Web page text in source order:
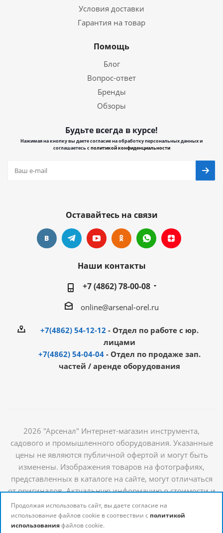
Условия доставки
Гарантия на товар
Помощь
Блог
Вопрос-ответ
Бренды
Обзоры
Будьте всегда в курсе!
Нажимая на кнопку вы даете согласие на обработку персональных данных и
соглашаетесь сполитикой конфиденциальности
Оставайтесь на связи
Наши контакты
+7 (4862) 78-00-08
online@arsenal-orel.ru
+7(4862) 54-12-12 - Отдел по работе с юр.
лицами
+7(4862) 54-04-04 - Отдел по продаже зап.
частей / аренде оборудования
2026 "Арсенал" Интернет-магазин инструмента,
садового и промышленного оборудования. Указанные
цены не являются публичной офертой и могут быть
изменены. Изображения товаров на фотографиях,
представленных в каталоге на сайте, могут отличаться
от оригиналов. Актуальную информацию о стоимости и
наличии товаров можно получить у наших
менеджеров
Продолжая использовать сайт, вы даете согласие на
использование файлов cookie в соотвествии с политикой
использованияфайлов cookie.